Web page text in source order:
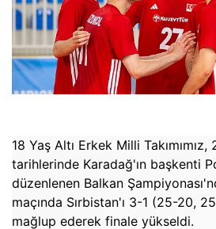
18 Yaş Altı Erkek Milli
tarihlerinde Karadağ'ın başkenti
düzenlenen Balkan
maçında Sırbistan'ı 3-1 (25-20,
mağlup ederek finale yükseldi.